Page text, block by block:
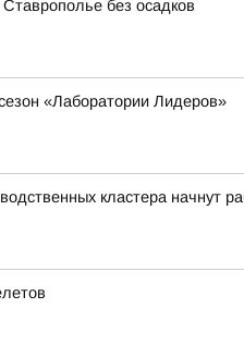
без осадков
«Лаборатории Лидеров»
кластера начнут